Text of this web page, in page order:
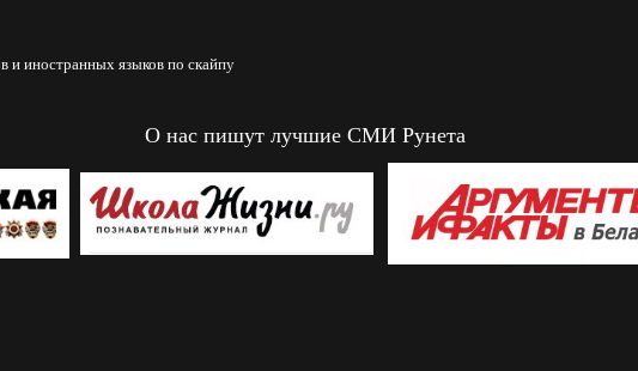
иностранных языков по скайпу
О нас пишут лучшие СМИ Рунета